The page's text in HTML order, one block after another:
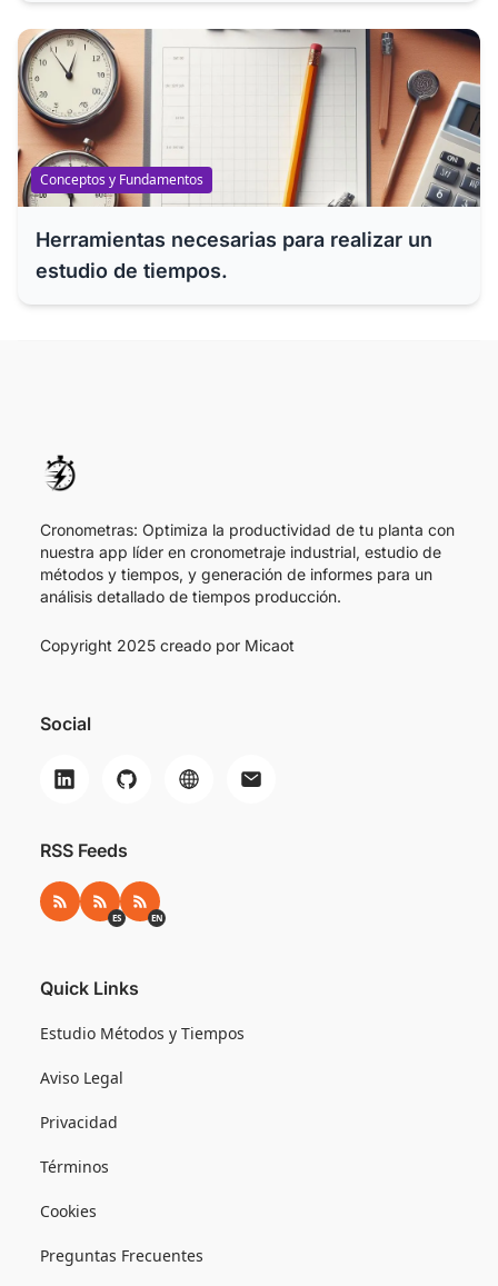
Conceptos y Fundamentos
Herramientas necesarias para realizar un
estudio de tiempos.
Cronometras: Optimiza la productividad de tu planta con
nuestra app líder en cronometraje industrial, estudio de
métodos y tiempos, y generación de informes para un
análisis detallado de tiempos producción.
Copyright 2025 creado por Micaot
Social
RSS Feeds
RSS RSS ES
ES RSS EN
EN
Quick Links
Estudio Métodos y Tiempos
Aviso Legal
Privacidad
Términos
Cookies
Preguntas Frecuentes